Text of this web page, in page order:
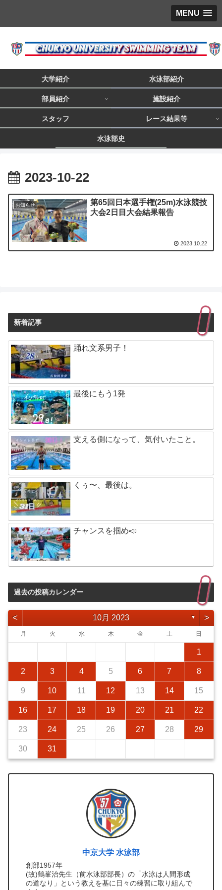
MENU
大学紹介 水泳部紹介
部員紹介 施設紹介
スタッフ レース結果等
水泳部史
2023-10-22
お知らせ
第65回日本選手権(25m)水泳競技
大会2日目大会結果報告
2023.10.22
新着記事
踊れ文系男子！
最後にもう1発
支える側になって、気付いたこと。
くぅ〜、最後は。
チャンスを掴め📣
過去の投稿カレンダー
< 10月 2023 ▼ >
月 火 水 木 金 土 日
1
2 3 4 5 6 7 8
9 10 11 12 13 14 15
16 17 18 19 20 21 22
23 24 25 26 27 28 29
30 31
中京大学 水泳部
創部1957年
(故)鶴峯治先生（前水泳部部長）の「水泳は人間形成
の道なり」という教えを基に日々の練習に取り組んで